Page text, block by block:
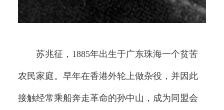
苏兆征，1885年出生于广东珠海一个贫苦
农民家庭。早年在香港外轮上做杂役，并因此
接触经常乘船奔走革命的孙中山，成为同盟会